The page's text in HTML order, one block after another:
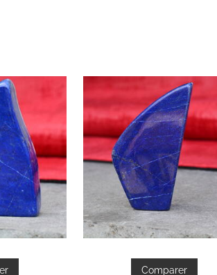
Comparer